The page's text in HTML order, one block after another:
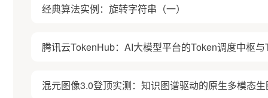
经典算法实例：旋转字符串（一）
腾讯云TokenHub：AI大模型平台的Token调度中枢
混元图像3.0登顶实测：知识图谱驱动的原生多模态